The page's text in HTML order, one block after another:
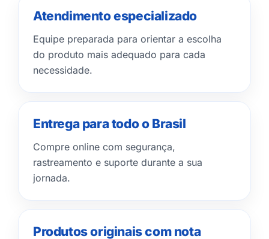
Atendimento especializado
Equipe preparada para orientar a escolha
do produto mais adequado para cada
necessidade.
Entrega para todo o Brasil
Compre online com segurança,
rastreamento e suporte durante a sua
jornada.
Produtos originais com nota